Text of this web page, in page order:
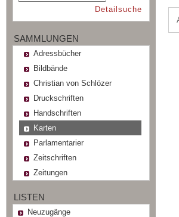
Detailsuche
SAMMLUNGEN
Adressbücher
Bildbände
Christian von Schlözer
Druckschriften
Handschriften
Karten
Parlamentarier
Zeitschriften
Zeitungen
LISTEN
Neuzugänge